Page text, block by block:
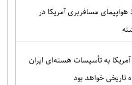
مسافربری آمریکا در
به تأسیسات هسته‌ای ایران
تاریخی خواهد بود